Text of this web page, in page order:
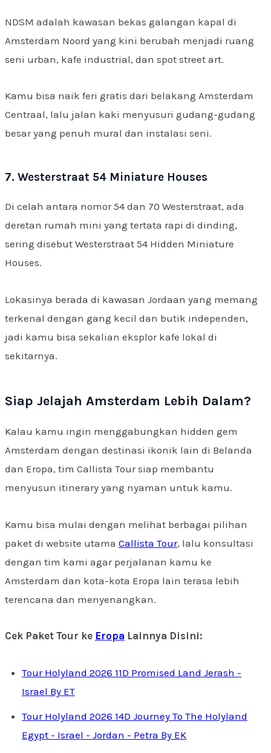
NDSM adalah kawasan bekas galangan kapal di
Amsterdam Noord yang kini berubah menjadi ruang
seni urban, kafe industrial, dan spot street art.
Kamu bisa naik feri gratis dari belakang Amsterdam
Centraal, lalu jalan kaki menyusuri gudang-gudang
besar yang penuh mural dan instalasi seni.
7. Westerstraat 54 Miniature Houses
Di celah antara nomor 54 dan 70 Westerstraat, ada
deretan rumah mini yang tertata rapi di dinding,
sering disebut Westerstraat 54 Hidden Miniature
Houses.
Lokasinya berada di kawasan Jordaan yang memang
terkenal dengan gang kecil dan butik independen,
jadi kamu bisa sekalian eksplor kafe lokal di
sekitarnya.
Siap Jelajah Amsterdam Lebih Dalam?
Kalau kamu ingin menggabungkan hidden gem
Amsterdam dengan destinasi ikonik lain di Belanda
dan Eropa, tim Callista Tour siap membantu
menyusun itinerary yang nyaman untuk kamu.
Kamu bisa mulai dengan melihat berbagai pilihan
paket di website utama Callista Tour, lalu konsultasi
dengan tim kami agar perjalanan kamu ke
Amsterdam dan kota-kota Eropa lain terasa lebih
terencana dan menyenangkan.
Cek Paket Tour ke Eropa Lainnya Disini:
Tour Holyland 2026 11D Promised Land Jerash -
Israel By ET
Tour Holyland 2026 14D Journey To The Holyland
Egypt - Israel - Jordan - Petra By EK